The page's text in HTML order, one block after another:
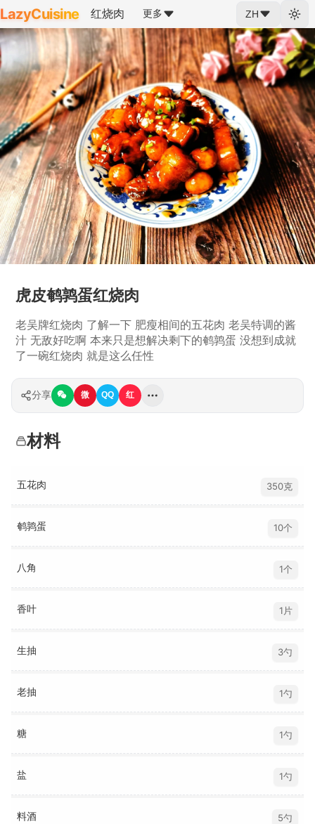
LazyCuisine 红烧肉 更多 ZH
虎皮鹌鹑蛋红烧肉
老吴牌红烧肉 了解一下 肥瘦相间的五花肉 老吴特调的酱
汁 无敌好吃啊 本来只是想解决剩下的鹌鹑蛋 没想到成就
了一碗红烧肉 就是这么任性
分享 微 QQ 红
材料
五花肉 350克
鹌鹑蛋 10个
八角 1个
香叶 1片
生抽 3勺
老抽 1勺
糖 1勺
盐 1勺
料酒 5勺